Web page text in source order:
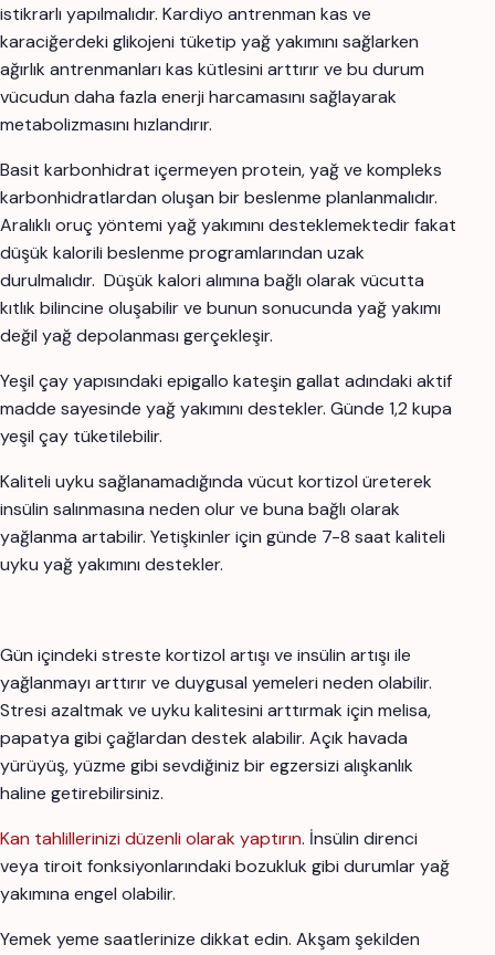
istikrarlı yapılmalıdır. Kardiyo antrenman kas ve
karaciğerdeki glikojeni tüketip yağ yakımını sağlarken
ağırlık antrenmanları kas kütlesini arttırır ve bu durum
vücudun daha fazla enerji harcamasını sağlayarak
metabolizmasını hızlandırır.
Basit karbonhidrat içermeyen protein, yağ ve kompleks
karbonhidratlardan oluşan bir beslenme planlanmalıdır.
Aralıklı oruç yöntemi yağ yakımını desteklemektedir fakat
düşük kalorili beslenme programlarından uzak
durulmalıdır. Düşük kalori alımına bağlı olarak vücutta
kıtlık bilincine oluşabilir ve bunun sonucunda yağ yakımı
değil yağ depolanması gerçekleşir.
Yeşil çay yapısındaki epigallo kateşin gallat adındaki aktif
madde sayesinde yağ yakımını destekler. Günde 1,2 kupa
yeşil çay tüketilebilir.
Kaliteli uyku sağlanamadığında vücut kortizol üreterek
insülin salınmasına neden olur ve buna bağlı olarak
yağlanma artabilir. Yetişkinler için günde 7-8 saat kaliteli
uyku yağ yakımını destekler.
Gün içindeki streste kortizol artışı ve insülin artışı ile
yağlanmayı arttırır ve duygusal yemeleri neden olabilir.
Stresi azaltmak ve uyku kalitesini arttırmak için melisa,
papatya gibi çağlardan destek alabilir. Açık havada
yürüyüş, yüzme gibi sevdiğiniz bir egzersizi alışkanlık
haline getirebilirsiniz.
Kan tahlillerinizi düzenli olarak yaptırın. İnsülin direnci
veya tiroit fonksiyonlarındaki bozukluk gibi durumlar yağ
yakımına engel olabilir.
Yemek yeme saatlerinize dikkat edin. Akşam şekilden